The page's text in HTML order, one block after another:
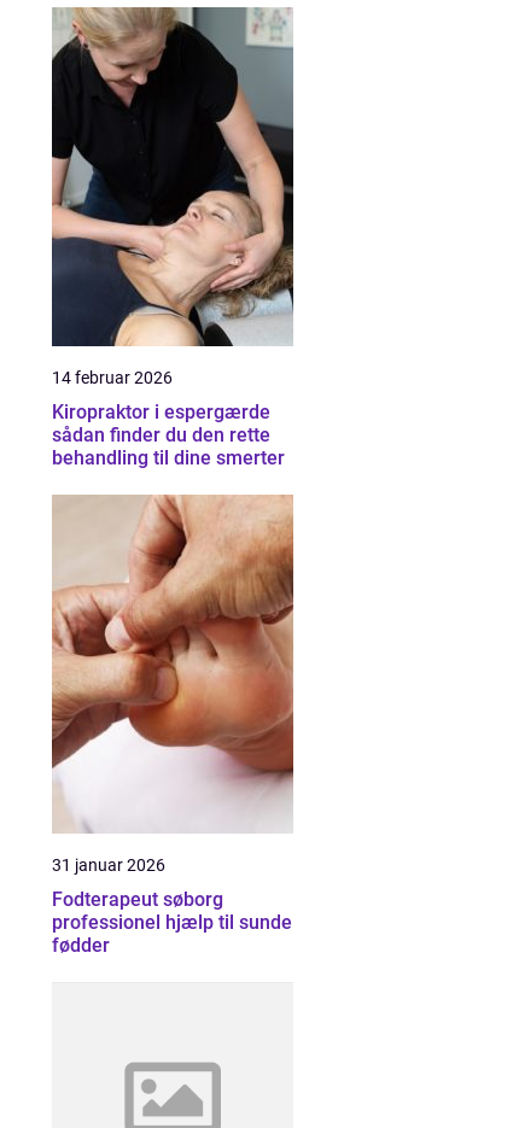
14 februar 2026
Kiropraktor i espergærde
sådan finder du den rette
behandling til dine smerter
31 januar 2026
Fodterapeut søborg
professionel hjælp til sunde
fødder